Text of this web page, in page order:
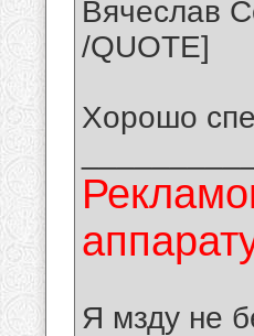
Вячеслав
/QUOTE]
Хорошо
Я мзду не